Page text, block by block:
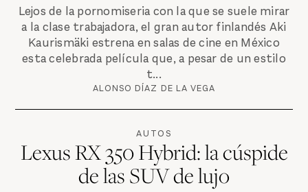
Lejos de la pornomiseria con la que se suele mirar
a la clase trabajadora, el gran autor finlandés Aki
Kaurismäki estrena en salas de cine en México
esta celebrada película que, a pesar de un estilo
t...
ALONSO DÍAZ DE LA VEGA
AUTOS
Lexus RX 350 Hybrid: la cúspide
de las SUV de lujo